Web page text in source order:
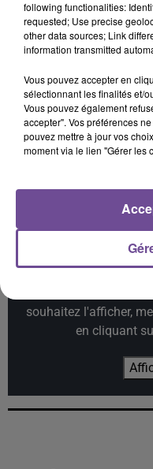
Rag'N'Bone Man
Human
souhaitez l'afficher,
en cliquant
following functionalities:
requested; Use precise
other data sources; Link
information transmitted
Vous pouvez accepter en
sélectionnant les finalités et/
Vous pouvez également
accepter". Vos préférences
pouvez mettre à jour vos
moment via le lien "Gérer les